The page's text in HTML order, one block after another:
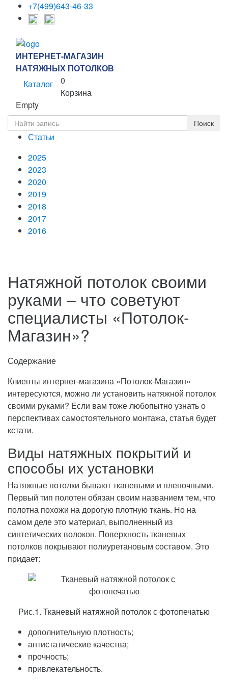
+7(499)643-46-33
ИНТЕРНЕТ-МАГАЗИН
НАТЯЖНЫХ ПОТОЛКОВ
Каталог
0
Корзина
Empty
Статьи
2025
2023
2020
2019
2018
2017
2016
Натяжной потолок своими
руками – что советуют
специалисты «Потолок-
Магазин»?
Содержание
Клиенты интернет-магазина «Потолок-Магазин»
интересуются, можно ли установить натяжной потолок
своими руками? Если вам тоже любопытно узнать о
перспективах самостоятельного монтажа, статья будет
кстати.
Виды натяжных покрытий и
способы их установки
Натяжные потолки бывают тканевыми и пленочными.
Первый тип полотен обязан своим названием тем, что
полотна похожи на дорогую плотную ткань. Но на
самом деле это материал, выполненный из
синтетических волокон. Поверхность тканевых
потолков покрывают полиуретановым составом. Это
придает:
Рис.1. Тканевый натяжной потолок с фотопечатью
дополнительную плотность;
антистатические качества;
прочность;
привлекательность.